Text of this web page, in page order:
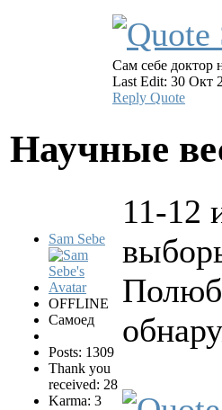
Сам себе доктор
Last Edit: 30 Окт
Reply Quote
Научные
Sam Sebe
OFFLINE
Самоед
Posts: 1309
Thank you
received: 28
Karma: 3
11-12